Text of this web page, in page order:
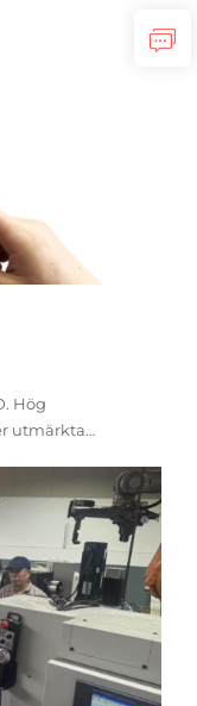
och...
Hög
utmärkta
design
har den blivit